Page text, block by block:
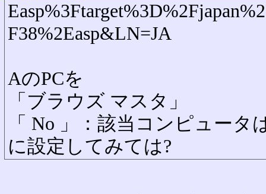
F38%2Easp&LN=JA
AのPCを
「ブラウズ マスタ」
「 No 」：該当コンピュー
に設定してみては?